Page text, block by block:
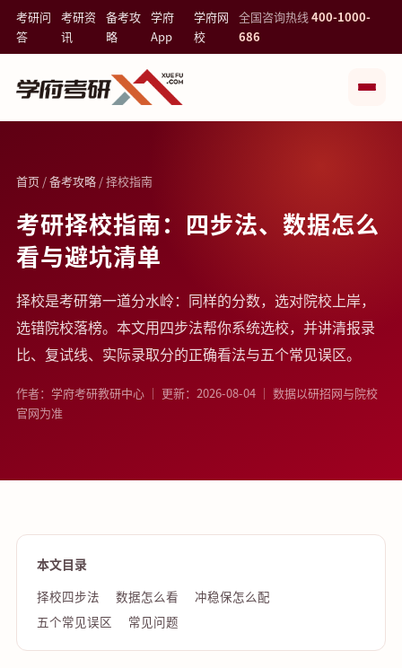
考研问
答
考研资
讯
备考攻
略
学府
App
学府网
校
全国咨询热线400-1000-
686
首页/备考攻略/ 择校指南
考研择校指南：四步法、数据怎么
看与避坑清单
择校是考研第一道分水岭：同样的分数，选对院校上岸，
选错院校落榜。本文用四步法帮你系统选校，并讲清报录
比、复试线、实际录取分的正确看法与五个常见误区。
作者：学府考研教研中心 ｜ 更新：2026-08-04 ｜ 数据以研招网与院校
官网为准
本文目录
择校四步法
数据怎么看
冲稳保怎么配
五个常见误区
常见问题